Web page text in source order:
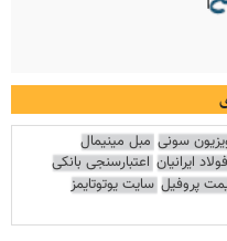
سونی مبل مینیمال
ایرانیان اعتبارسنجی بانکی
پروفیل سایت یوتوتایمز